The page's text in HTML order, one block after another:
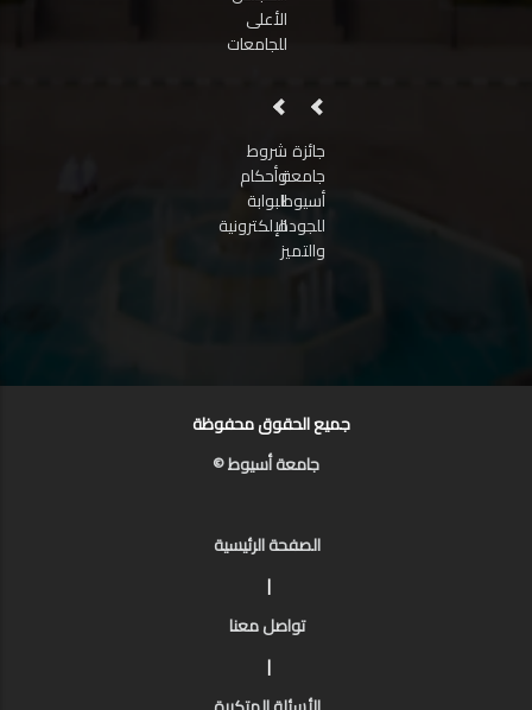
الأعلى
للجامعات
جائزة
جامعة
أسيوط
للجودة
والتميز
شروط
وأحكام
البوابة
الإلكترونية
جميع الحقوق محفوظة
جامعة أسيوط ©
الصفحة الرئيسية
|
تواصل معنا
|